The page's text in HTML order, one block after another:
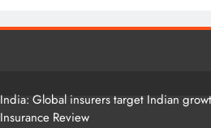
India: Global insurers target Indian
Insurance Review